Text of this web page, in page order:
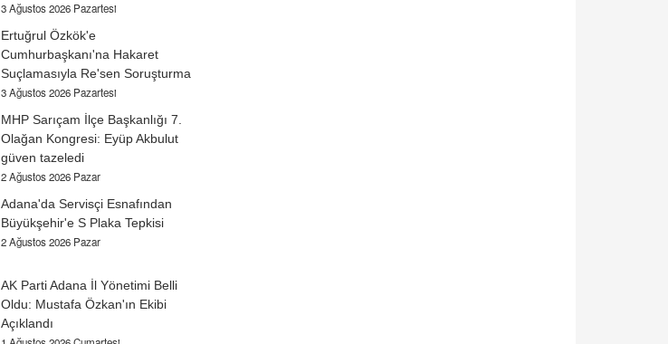
3 Ağustos 2026 Pazartesi
Ertuğrul Özkök'e
Cumhurbaşkanı'na Hakaret
Suçlamasıyla Re'sen Soruşturma
3 Ağustos 2026 Pazartesi
MHP Sarıçam İlçe Başkanlığı 7.
Olağan Kongresi: Eyüp Akbulut
güven tazeledi
2 Ağustos 2026 Pazar
Adana'da Servisçi Esnafından
Büyükşehir'e S Plaka Tepkisi
2 Ağustos 2026 Pazar
AK Parti Adana İl Yönetimi Belli
Oldu: Mustafa Özkan'ın Ekibi
Açıklandı